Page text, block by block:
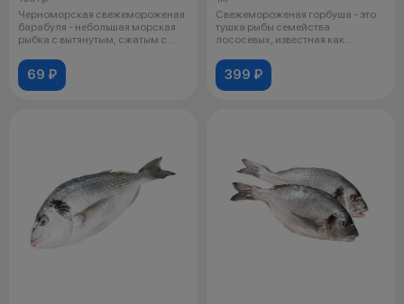
Черноморская свежемороженая
барабуля - небольшая морская
рыбка с вытянутым, сжатым с
69 ₽
Свежемороженая горбуша - это
тушка рыбы семейства
лососевых, известная как
399 ₽